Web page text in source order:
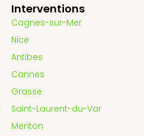
Interventions
Cagnes-sur-Mer
Nice
Antibes
Cannes
Grasse
Saint-Laurent-du-Var
Menton